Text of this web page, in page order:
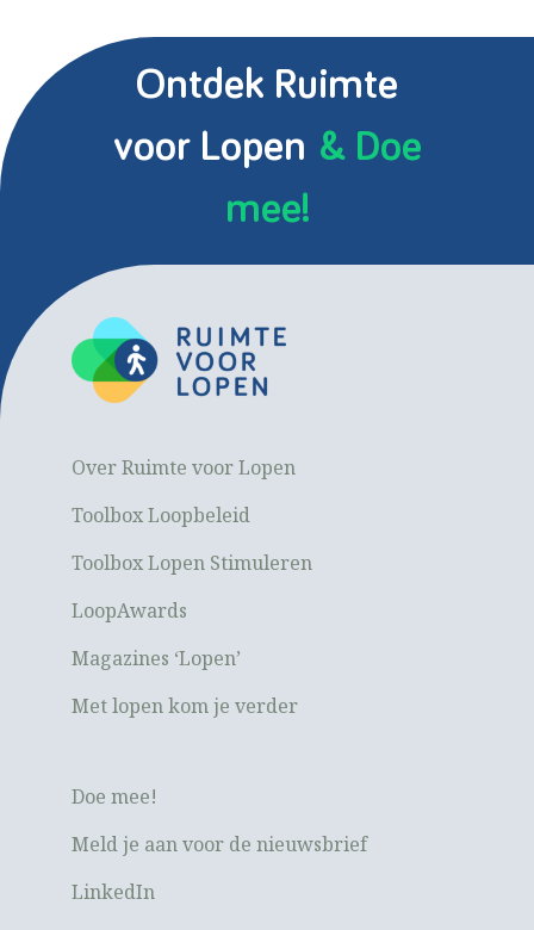
Ontdek Ruimte
voor Lopen & Doe
mee!
Over Ruimte voor Lopen
Toolbox Loopbeleid
Toolbox Lopen Stimuleren
LoopAwards
Magazines ‘Lopen’
Met lopen kom je verder
Doe mee!
Meld je aan voor de nieuwsbrief
LinkedIn